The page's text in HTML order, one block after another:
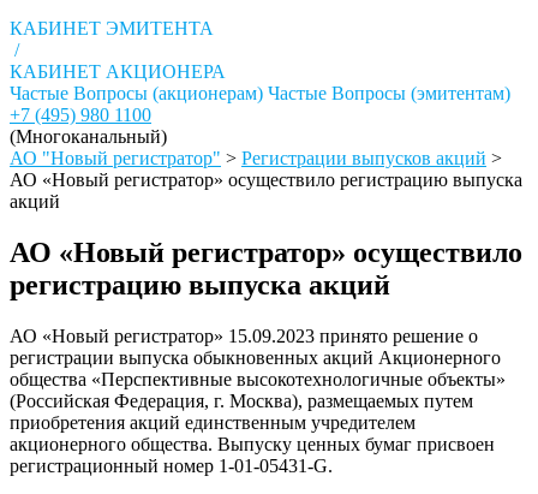
КАБИНЕТ ЭМИТЕНТА
/
КАБИНЕТ АКЦИОНЕРА
Частые Вопросы (акционерам) Частые Вопросы (эмитентам)
+7 (495) 980 1100
(Многоканальный)
АО "Новый регистратор" > Регистрации выпусков акций >
АО «Новый регистратор» осуществило регистрацию выпуска
акций
АО «Новый регистратор» осуществило
регистрацию выпуска акций
АО «Новый регистратор» 15.09.2023 принято решение о
регистрации выпуска обыкновенных акций Акционерного
общества «Перспективные высокотехнологичные объекты»
(Российская Федерация, г. Москва), размещаемых путем
приобретения акций единственным учредителем
акционерного общества. Выпуску ценных бумаг присвоен
регистрационный номер 1-01-05431-G.